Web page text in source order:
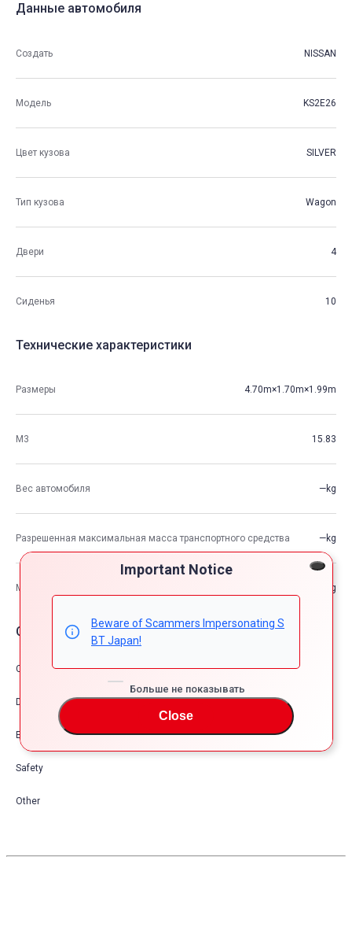
Important Notice
Beware of Scammers Impersonating S
BT Japan!
Больше не показывать
Close
Данные автомобиля
Создать NISSAN
Модель KS2E26
Цвет кузова SILVER
Тип кузова Wagon
Двери 4
Сиденья 10
Технические характеристики
Размеры 4.70m×1.70m×1.99m
М3 15.83
Вес автомобиля —kg
Разрешенная максимальная масса транспортного средства —kg
Максимальная грузоподъемность —kg
Опции автомобия
Comfort & Convenience
Dress Up
Exterior
Safety
Other